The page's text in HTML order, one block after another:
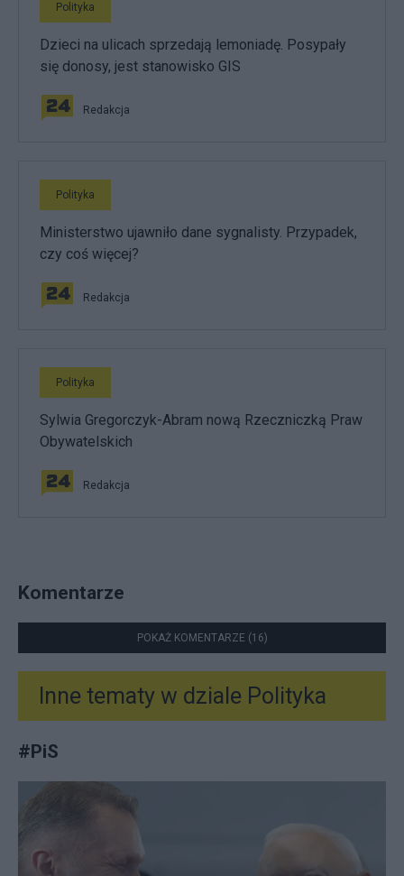
Polityka
Dzieci na ulicach sprzedają lemoniadę. Posypały
się donosy, jest stanowisko GIS
Redakcja
Polityka
Ministerstwo ujawniło dane sygnalisty. Przypadek,
czy coś więcej?
Redakcja
Polityka
Sylwia Gregorczyk-Abram nową Rzeczniczką Praw
Obywatelskich
Redakcja
Komentarze
POKAŻ KOMENTARZE (16)
Inne tematy w dziale Polityka
#PiS